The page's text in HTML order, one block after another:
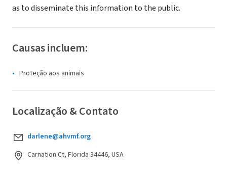
as to disseminate this information to the public.
Causas incluem:
Proteção aos animais
Localização & Contato
darlene@ahvmf.org
Carnation Ct, Florida 34446, USA